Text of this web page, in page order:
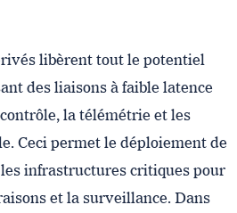
libèrent tout le potentiel
des liaisons à faible latence
la télémétrie et les
Ceci permet le déploiement de
infrastructures critiques pour
et la surveillance. Dans